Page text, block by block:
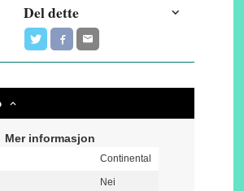
Del dette
Mer informasjon
Continental
Nei